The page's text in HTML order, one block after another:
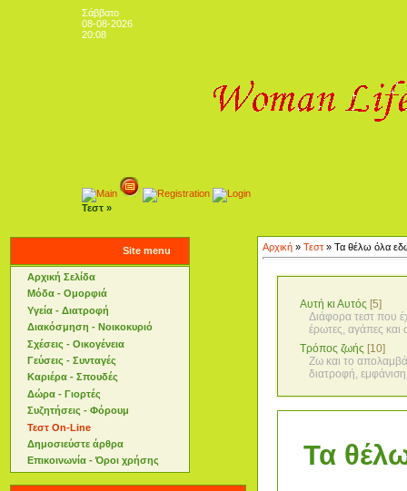
Σάββατο
08-08-2026
20:08
Τεστ »
Site menu
Αρχική Σελίδα
Μόδα - Ομορφιά
Υγεία - Διατροφή
Διακόσμηση - Νοικοκυριό
Σχέσεις - Οικογένεια
Γεύσεις - Συνταγές
Καριέρα - Σπουδές
Δώρα - Γιορτές
Συζητήσεις - Φόρουμ
Τεστ On-Line
Δημοσιεύστε άρθρα
Επικοινωνία - Όροι χρήσης
Αρχική » Τεστ» Τα θέλω όλα
Αυτή κι Αυτός [5]
Διάφορα τεστ που
έρωτες, αγάπες και
Τρόπος ζωής [10]
Ζω και το
διατροφή,
Τα